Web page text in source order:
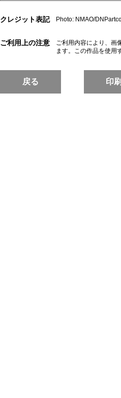
クレジット表記 Photo: NMAO/
ご利用上の注意
ご利用内容により、画
ます。この作品を使用
戻る 印